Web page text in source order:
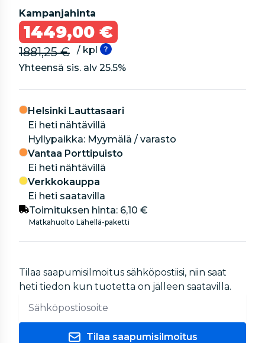
Kampanjahinta
1449,00 €
1881,25 €
/ kpl
Yhteensä sis. alv 25.5%
Helsinki Lauttasaari
Ei heti nähtävillä
hyllypaikka: Myymälä / varasto
Vantaa Porttipuisto
Ei heti nähtävillä
Verkkokauppa
Ei heti saatavilla
Toimituksen hinta: 6,10 €
Matkahuolto Lähellä-paketti
Tilaa saapumisilmoitus sähköpostiisi, niin saat
heti tiedon kun tuotetta on jälleen saatavilla.
Tilaa saapumisilmoitus